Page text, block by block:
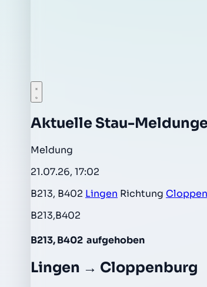
Aktuelle Stau-
Meldung
21.07.26, 17:02
B213, B402 Lingen Richtung
B213,B402
B213, B402 aufgehoben
Lingen → Cloppenburg